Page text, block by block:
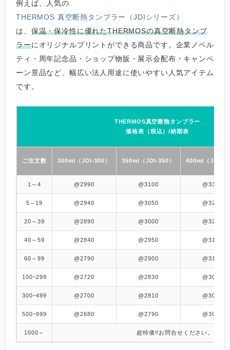
例えば、人気の
THERMOS 真空断熱タンブラー（JDIシリーズ）
は、 保温・保冷性に優れたTHERMOSの真空断熱タンブ
ラーにオリジナルプリントができる商品です。企業ノベル
ティ・周年記念品・ショップ物販・展示会配布・キャンペ
ーン景品など、幅広い法人用途に使いやすい人気アイテム
です。
THERMOS真空断熱タンブラー
価格表（税込）/納期表
ご注文数 300ml（JDI-300） 350ml（JDI-350） 400ml（JDI-
1～4 @2990 @3100 @3320
5～19 @2940 @3050 @3270
20～39 @2890 @3000 @3220
40～59 @2840 @2950 @3170
60～99 @2790 @2900 @3120
100~299 @2720 @2830 @3050
300~499 @2700 @2810 @3030
500~999 @2680 @2790 @3010
1000～ 超特価!! お問合せください。